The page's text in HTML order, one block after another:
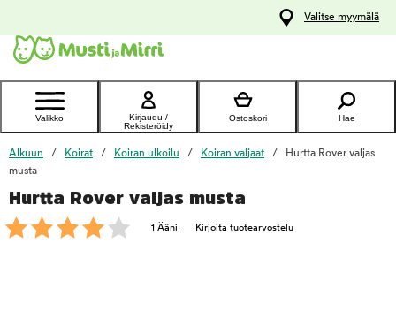
Ota yhteyttä
asiakaspalveluun
Valitse myymälä
Valikko
Kirjaudu /
Rekisteröidy
Ostoskori Hae
Alkuun Koirat Koiran ulkoilu Koiran valjaat
Hurtta Rover valjas
musta
Hurtta Rover valjas musta
1 Ääni Kirjoita tuotearvostelu
foo